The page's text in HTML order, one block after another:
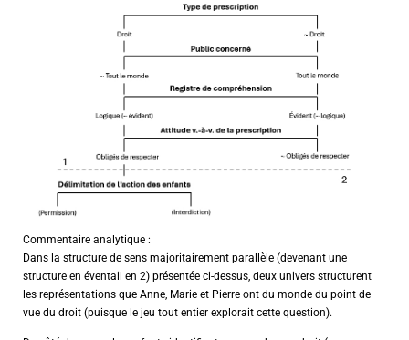
Commentaire analytique :
Dans la structure de sens majoritairement parallèle (devenant une
structure en éventail en 2) présentée ci-dessus, deux univers structurent
les représentations que Anne, Marie et Pierre ont du monde du point de
vue du droit (puisque le jeu tout entier explorait cette question).